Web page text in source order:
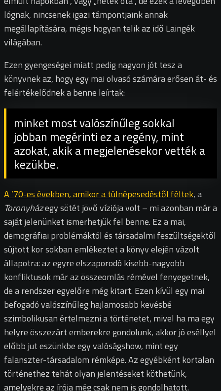
lógnak, nincsenek igazi támpontjaink annak
megállapítására, mégis hogyan telik az idő Laingék
világában.
Ezen gyengeségei miatt pedig nagyon jót tesz a
könyvnek az, hogy egy mai olvasó számára erősen át- és
felértékelődnek a benne leírtak:
minket most valószínűleg sokkal
jobban megérinti ez a regény, mint
azokat, akik a megjelenésekor vették a
kezükbe.
A ’70-es években, amikor a túlnépesedéstől féltek, a
Toronyházegy sötét jövő víziója volt – mi azonban már a
saját jelenünket ismerhetjük fel benne. Ez a mai,
demográfiai problémáktól és társadalmi feszültségektől
sújtott kor sokban emlékeztet a könyv elején vázolt
állapotra: az egyre elszaporodó kisebb-nagyobb
konfliktusok már az összeomlás rémével fenyegetnek,
de a rendszer egyelőre még kitart. Ezen kívül egy mai
befogadó valószínűleg hajlamosabb kevésbé
szimbolikusan értelmezni a történetet, mivel ha ma egy
helyre összezárt emberekre gondolunk, akkor jó eséllyel
előbb jut eszünkbe egy valóságshow, mint egy
falanszter-társadalom rémképe. Az egyébként kortalan
történethez tehát olyan jelentéseket köthetünk,
amelyekre az írója még csak nem is gondolhatott.